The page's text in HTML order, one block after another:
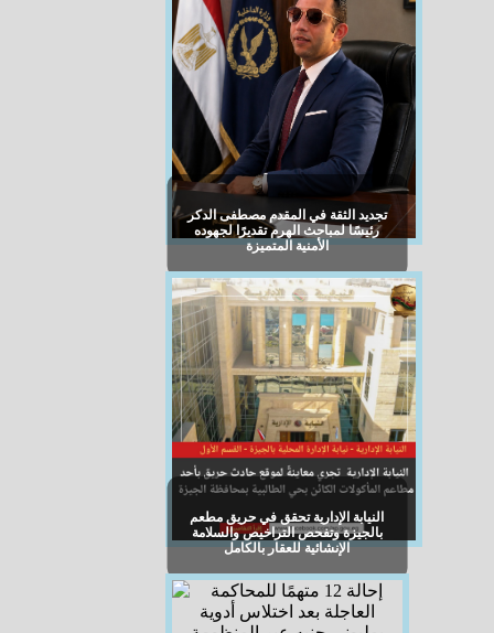
تجديد الثقة في المقدم مصطفى الدكر
رئيسًا لمباحث الهرم تقديرًا لجهوده
الأمنية المتميزة
النيابة الإدارية تحقق في حريق مطعم
بالجيزة وتفحص التراخيص والسلامة
الإنشائية للعقار بالكامل